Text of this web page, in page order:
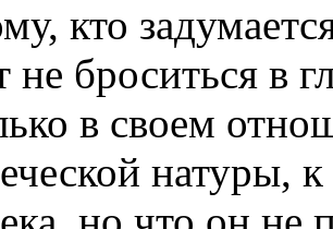
кто
не броситься в
в своем
натуры,